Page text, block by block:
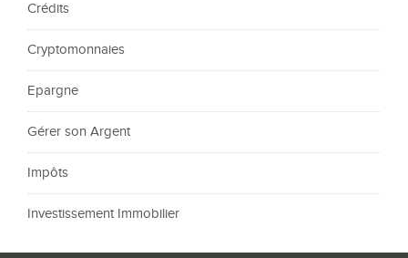
Crédits
Cryptomonnaies
Epargne
Gérer son Argent
Impôts
Investissement Immobilier